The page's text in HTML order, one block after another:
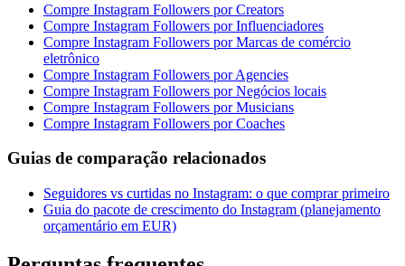
Compre Instagram Followers por Creators
Compre Instagram Followers por Influenciadores
Compre Instagram Followers por Marcas de comércio
eletrônico
Compre Instagram Followers por Agencies
Compre Instagram Followers por Negócios locais
Compre Instagram Followers por Musicians
Compre Instagram Followers por Coaches
Guias de comparação relacionados
Seguidores vs curtidas no Instagram: o que comprar primeiro
Guia do pacote de crescimento do Instagram (planejamento
orçamentário em EUR)